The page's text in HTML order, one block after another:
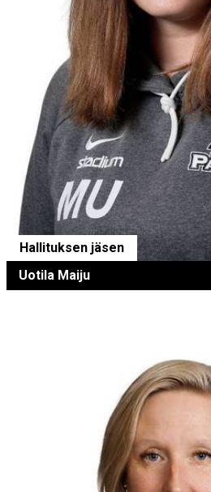
Hallituksen jäsen
Uotila Maiju